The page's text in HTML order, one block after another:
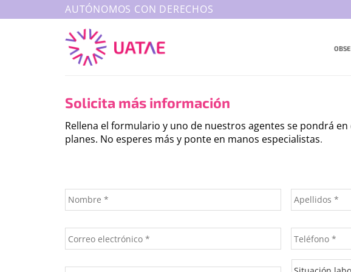
al
AUTÓNOMOS CON DERECHOS
Solicita más información
Rellena el formulario y uno de nuestros agentes se pondrá
planes. No esperes más y ponte en manos especialistas.